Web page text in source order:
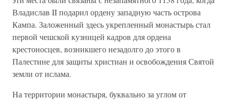
Владислав II подарил ордену западную часть острова
Кампа. Заложенный здесь укрепленный монастырь стал
первой чешской кузницей кадров для ордена
крестоносцев, возникшего незадолго до этого в
Палестине для защиты христиан и освобождения Святой
земли от ислама.
На территории монастыря, буквально за углом от